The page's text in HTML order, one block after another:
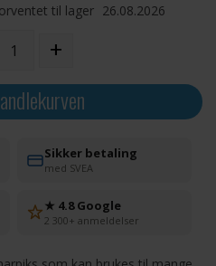
til lager 26.08.2026
+
Sikker betaling
med SVEA
★ 4.8 Google
2 300+ anmeldelser